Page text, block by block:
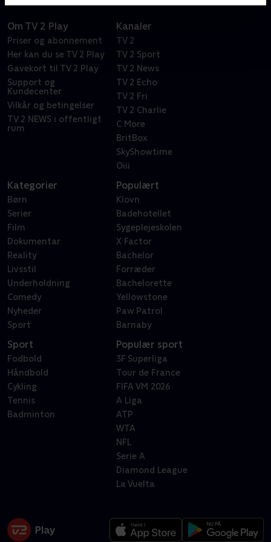
Om TV 2 Play
Priser og abonnement
Her kan du se TV 2 Play
Gavekort til TV 2 Play
Support og
Kundecenter
Vilkår og betingelser
TV 2 NEWS i offentligt
rum
Kanaler
TV 2
TV 2 Sport
TV 2 News
TV 2 Echo
TV 2 Fri
TV 2 Charlie
C More
BritBox
SkyShowtime
Oiii
Kategorier
Børn
Serier
Film
Dokumentar
Reality
Livsstil
Underholdning
Comedy
Nyheder
Sport
Populært
Klovn
Badehotellet
Sygeplejeskolen
X Factor
Bachelor
Forræder
Bachelorette
Yellowstone
Paw Patrol
Barnaby
Sport
Fodbold
Håndbold
Cykling
Tennis
Badminton
Populær sport
3F Superliga
Tour de France
FIFA VM 2026
A Liga
ATP
WTA
NFL
Serie A
Diamond League
La Vuelta